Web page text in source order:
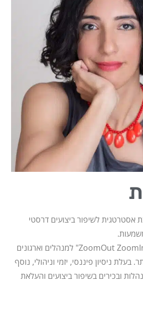
אסטרטגית לשיפור ביצועים דרסטי
מפתחת מתודולוגיית "ZoomOut ZoomIn" למנהלים וארגונים
בעלת ניסיון פיננסי, יזמי וניהולי, נוסף
ובכירים בשיפור ביצועים והעלאת